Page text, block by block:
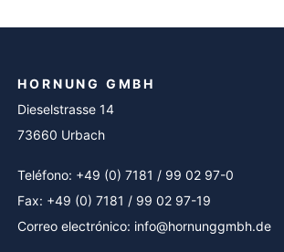
HORNUNG GMBH
Dieselstrasse 14
73660 Urbach
Teléfono: +49 (0) 7181 / 99 02 97-0
Fax: +49 (0) 7181 / 99 02 97-19
Correo electrónico: info@hornunggmbh.de